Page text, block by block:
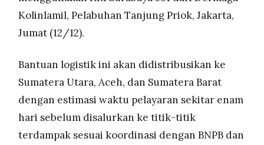
PRAMUDITA
©
Resolusi.co
2026
RESOLUSI
PRAMUDITA
mencapai Rp44 miliar, didukung kolaborasi TNI-
Polri untuk memastikan distribusi cepat, aman,
dan tepat sasaran.
Kolinlamil, Pelabuhan Tanjung Priok, Jakarta,
Jumat (12/12).
Bantuan logistik ini akan didistribusikan ke
Sumatera Utara, Aceh, dan Sumatera Barat
dengan estimasi waktu pelayaran sekitar enam
hari sebelum disalurkan ke titik-titik
terdampak sesuai koordinasi dengan BNPB dan